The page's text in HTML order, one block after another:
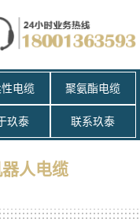
电缆 聚氨酯电缆
玖泰 联系玖泰
人电缆